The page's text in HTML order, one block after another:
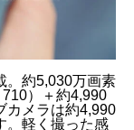
。約5,030万画素
710）＋約4,990
カメラは約4,990
。軽く撮った感